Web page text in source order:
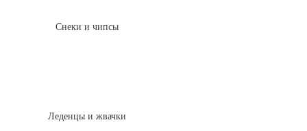
Снеки и чипсы
Леденцы и жвачки